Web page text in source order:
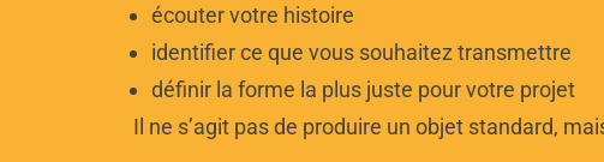
écouter votre histoire
identifier ce que vous souhaitez transmettre
définir la forme la plus juste pour votre projet
Il ne s’agit pas de produire un objet standard,